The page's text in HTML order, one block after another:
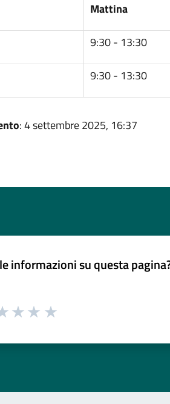
Mattina
9:30 - 13:30
9:30 - 13:30
: 4 settembre 2025, 16:37
informazioni su questa